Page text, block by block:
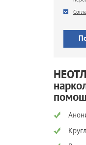
SMS